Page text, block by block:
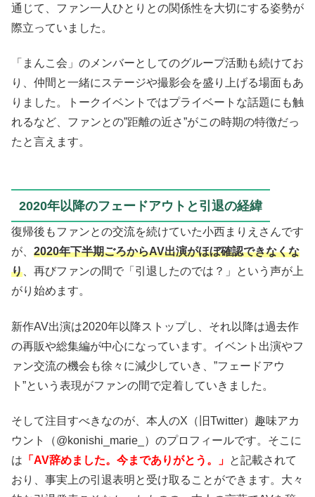
通じて、ファン一人ひとりとの関係性を大切にする姿勢が
際立っていました。
「まんこ会」のメンバーとしてのグループ活動も続けてお
り、仲間と一緒にステージや撮影会を盛り上げる場面もあ
りました。トークイベントではプライベートな話題にも触
れるなど、ファンとの”距離の近さ”がこの時期の特徴だっ
たと言えます。
2020年以降のフェードアウトと引退の経緯
復帰後もファンとの交流を続けていた小西まりえさんです
が、 2020年下半期ごろからAV出演がほぼ確認できなくな
り 、再びファンの間で「引退したのでは？」という声が上
がり始めます。
新作AV出演は2020年以降ストップし、それ以降は過去作
の再販や総集編が中心になっています。イベント出演やフ
ァン交流の機会も徐々に減少していき、”フェードアウ
ト”という表現がファンの間で定着していきました。
そして注目すべきなのが、本人のX（旧Twitter）趣味アカ
ウント（@konishi_marie_）のプロフィールです。そこに
は 「AV辞めました。今までありがとう。」 と記載されて
おり、事実上の引退表明と受け取ることができます。大々